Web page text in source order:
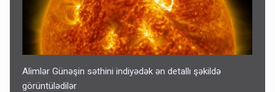
Alimlər Günəşin səthini indiyədək ən detallı şəkildə
görüntülədilər